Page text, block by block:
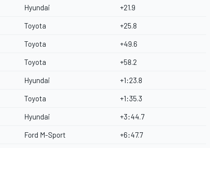
Hyundai +21.9
Toyota +25.8
Toyota +49.6
Toyota +58.2
Hyundai +1:23.8
Toyota +1:35.3
Hyundai +3:44.7
Ford M-Sport +6:47.7